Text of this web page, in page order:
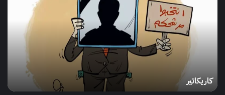
كاريكاتير